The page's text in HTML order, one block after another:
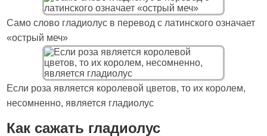
Само слово гладиолус в перевод с латинского означает
«острый меч»
Если роза является королевой цветов, то их королем,
несомненно, является гладиолус
Как сажать гладиолус